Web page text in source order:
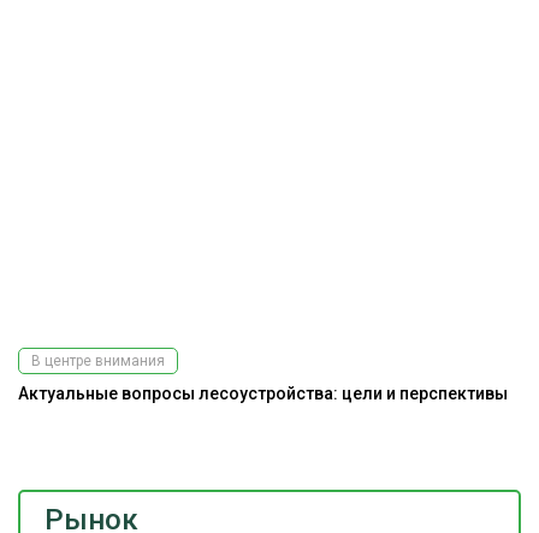
Рынок
В центре внимания
Актуальные вопросы лесоустройства: цели и перспективы